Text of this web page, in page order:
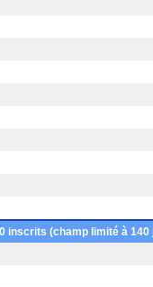
inscrits (champ limité à 140